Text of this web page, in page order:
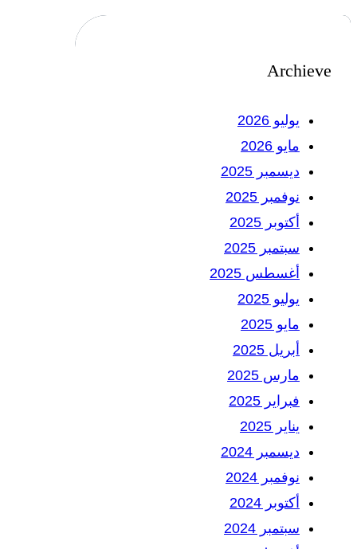
Archieve
يوليو 2026
مايو 2026
ديسمبر 2025
نوفمبر 2025
أكتوبر 2025
سبتمبر 2025
أغسطس 2025
يوليو 2025
مايو 2025
أبريل 2025
مارس 2025
فبراير 2025
يناير 2025
ديسمبر 2024
نوفمبر 2024
أكتوبر 2024
سبتمبر 2024